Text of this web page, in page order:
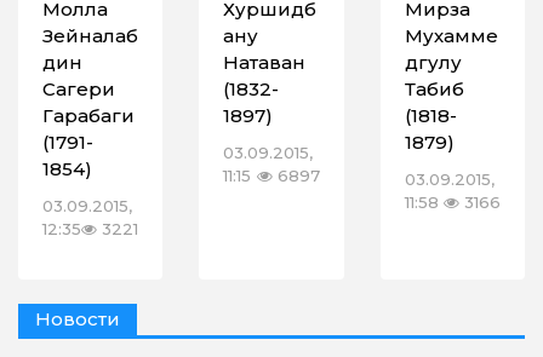
Молла
Зейналаб
дин
Сагери
Гарабаги
(1791-
1854)
03.09.2015,
12:35
3221
Хуршидб
ану
Натаван
(1832-
1897)
03.09.2015,
11:15
6897
Мирза
Мухамме
дгулу
Табиб
(1818-
1879)
03.09.2015,
11:58
3166
Новости